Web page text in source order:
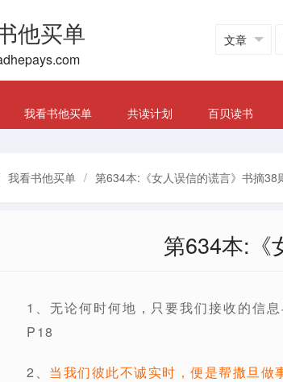
他买单
我看书他买单 共读计划 百贝读书
我看书他买单 / 第634本:《女人误信的谎言》书摘38
第634本:《
1、无论何时何地，只要我们接收的信
P18
2、 当我们彼此不诚实时，便是帮撒旦做